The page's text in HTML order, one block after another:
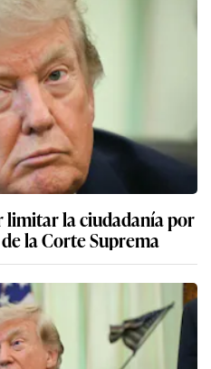
la ciudadanía por
la Corte Suprema